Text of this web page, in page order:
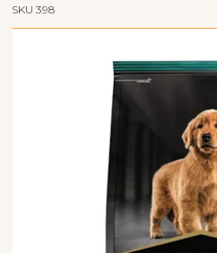
SKU 398